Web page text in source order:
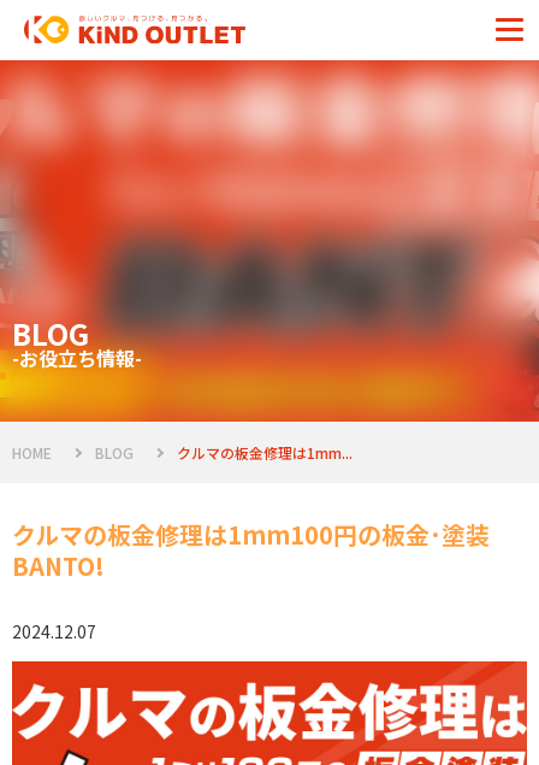
BLOG
-お役立ち情報-
HOME BLOG クルマの板金修理は1mm...
クルマの板金修理は1mm100円の板金･塗装
BANTO!
2024.12.07